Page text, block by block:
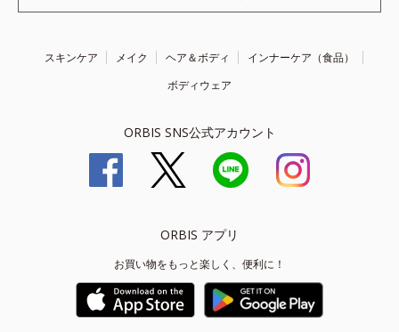
スキンケア メイク ヘア＆ボディ
インナーケア（食品）
ボディウェア
ORBIS SNS公式アカウント
ORBIS アプリ
お買い物をもっと楽しく、便利に！